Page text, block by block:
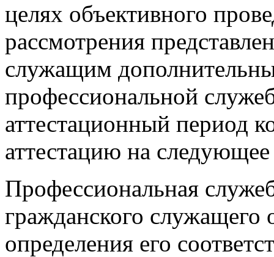
целях объективного
рассмотрения
служащим
профессиональной
аттестационный период
аттестацию на
Профессиональная
гражданского служащего
определения его